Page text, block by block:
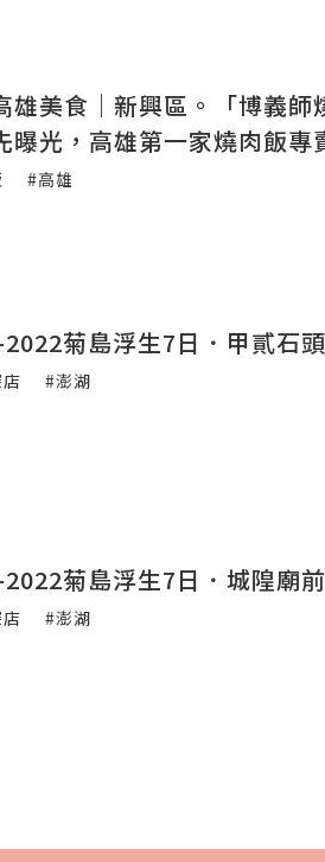
雄美食｜新興區。「博義
曝光，高雄第一家燒肉飯
燒肉飯「博義師燒肉飯」。
#高雄
菊島浮生7日．甲貳石
#澎湖
菊島浮生7日．城隍廟
#澎湖